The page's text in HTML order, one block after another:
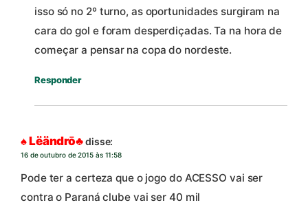
isso só no 2º turno, as oportunidades surgiram na
cara do gol e foram desperdiçadas. Ta na hora de
começar a pensar na copa do nordeste.
Responder
♠ Lëändrō♣disse:
16 de outubro de 2015 às 11:58
Pode ter a certeza que o jogo do ACESSO vai ser
contra o Paraná clube vai ser 40 mil